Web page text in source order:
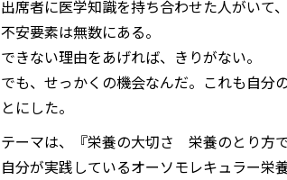
出席者に医学知識を持ち合わせた人がいて
不安要素は無数にある。
できない理由をあげれば、きりがない。
でも、せっかくの機会なんだ。これも自分
とにした。
テーマは、『栄養の大切さ 栄養のとり方
自分が実践しているオーソモレキュラー栄